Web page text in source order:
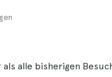
als alle bisherigen